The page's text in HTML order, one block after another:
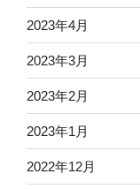
2023年4月
2023年3月
2023年2月
2023年1月
2022年12月